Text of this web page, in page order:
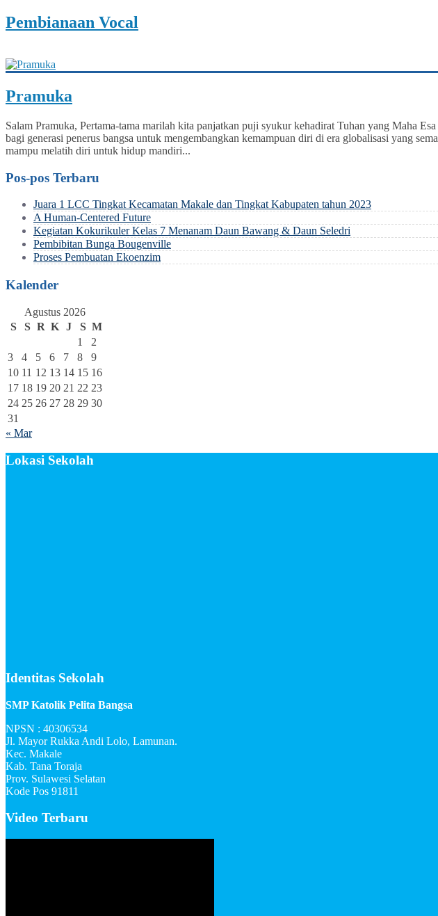
Pembianaan Vocal
Pramuka
Salam Pramuka, Pertama-tama marilah kita panjatkan puji syukur kehadirat Tuhan yang Maha
bagi generasi penerus bangsa untuk mengembangkan kemampuan diri di era globalisasi yang
mampu melatih diri untuk hidup mandiri...
Pos-pos Terbaru
Juara 1 LCC Tingkat Kecamatan Makale dan Tingkat Kabupaten tahun 2023
A Human-Centered Future
Kegiatan Kokurikuler Kelas 7 Menanam Daun Bawang & Daun Seledri
Pembibitan Bunga Bougenville
Proses Pembuatan Ekoenzim
Kalender
Agustus 2026
S
S R K J S M
1
2
3
4 5 6 7 8
9
10 11 12 13 14 15 16
17 18 19 20 21 22 23
24 25 26 27 28 29 30
31
« Mar
Lokasi Sekolah
Identitas Sekolah
SMP Katolik Pelita Bangsa
NPSN : 40306534
Jl. Mayor Rukka Andi Lolo, Lamunan.
Kec. Makale
Kab. Tana Toraja
Prov. Sulawesi Selatan
Kode Pos 91811
Video Terbaru